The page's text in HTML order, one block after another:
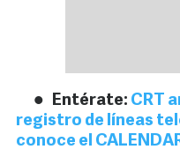
Entérate: CRT
registro de líneas
conoce el